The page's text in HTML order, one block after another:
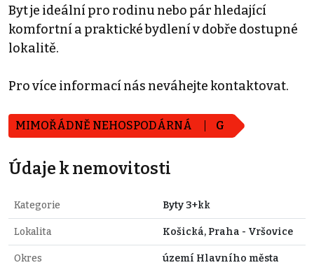
Byt je ideální pro rodinu nebo pár hledající
komfortní a praktické bydlení v dobře dostupné
lokalitě.
Pro více informací nás neváhejte kontaktovat.
MIMOŘÁDNĚ NEHOSPODÁRNÁ G
Údaje k nemovitosti
Kategorie Byty 3+kk
Lokalita Košická, Praha - Vršovice
Okres
území Hlavního města